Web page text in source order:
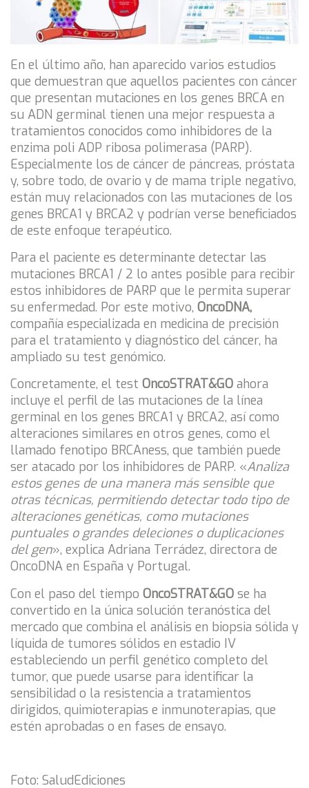
En el último año, han aparecido varios estudios
que demuestran que aquellos pacientes con cáncer
que presentan mutaciones en los genes BRCA en
su ADN germinal tienen una mejor respuesta a
tratamientos conocidos como inhibidores de la
enzima poli ADP ribosa polimerasa (PARP).
Especialmente los de cáncer de páncreas, próstata
y, sobre todo, de ovario y de mama triple negativo,
están muy relacionados con las mutaciones de los
genes BRCA1 y BRCA2 y podrían verse beneficiados
de este enfoque terapéutico.
Para el paciente es determinante detectar las
mutaciones BRCA1 / 2 lo antes posible para recibir
estos inhibidores de PARP que le permita superar
su enfermedad. Por este motivo, OncoDNA,
compañía especializada en medicina de precisión
para el tratamiento y diagnóstico del cáncer, ha
ampliado su test genómico.
Concretamente, el test OncoSTRAT&GO ahora
incluye el perfil de las mutaciones de la línea
germinal en los genes BRCA1 y BRCA2, así como
alteraciones similares en otros genes, como el
llamado fenotipo BRCAness, que también puede
ser atacado por los inhibidores de PARP. «Analiza
estos genes de una manera más sensible que
otras técnicas, permitiendo detectar todo tipo de
alteraciones genéticas, como mutaciones
puntuales o grandes deleciones o duplicaciones
del gen», explica Adriana Terrádez, directora de
OncoDNA en España y Portugal.
Con el paso del tiempo OncoSTRAT&GO se ha
convertido en la única solución teranóstica del
mercado que combina el análisis en biopsia sólida y
líquida de tumores sólidos en estadio IV
estableciendo un perfil genético completo del
tumor, que puede usarse para identificar la
sensibilidad o la resistencia a tratamientos
dirigidos, quimioterapias e inmunoterapias, que
estén aprobadas o en fases de ensayo.
Foto: SaludEdiciones